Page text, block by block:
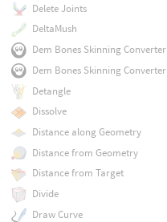
Delete Joints
DeltaMush
Dem Bones Skinning Converter
Dem Bones Skinning Converter
Detangle
Dissolve
Distance along Geometry
Distance from Geometry
Distance from Target
Divide
Draw Curve